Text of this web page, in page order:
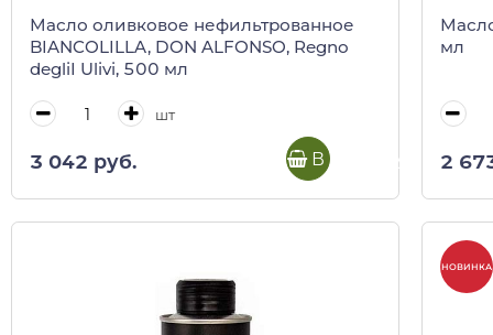
Масло оливковое нефильтрованное
BIANCOLILLA, DON ALFONSO, Regno
degliI Ulivi, 500 мл
шт
3 042 руб. В корзину
мл
2
НОВИНКА